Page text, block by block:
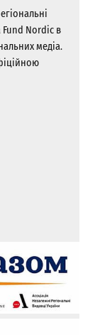
Fund Nordic в
медіа.